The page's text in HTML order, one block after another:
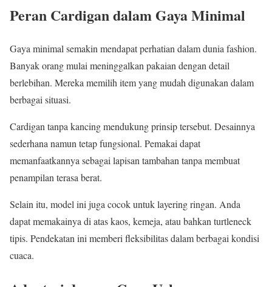
Peran Cardigan dalam Gaya Minimal
Gaya minimal semakin mendapat perhatian dalam dunia fashion.
Banyak orang mulai meninggalkan pakaian dengan detail
berlebihan. Mereka memilih item yang mudah digunakan dalam
berbagai situasi.
Cardigan tanpa kancing mendukung prinsip tersebut. Desainnya
sederhana namun tetap fungsional. Pemakai dapat
memanfaatkannya sebagai lapisan tambahan tanpa membuat
penampilan terasa berat.
Selain itu, model ini juga cocok untuk layering ringan. Anda
dapat memakainya di atas kaos, kemeja, atau bahkan turtleneck
tipis. Pendekatan ini memberi fleksibilitas dalam berbagai kondisi
cuaca.